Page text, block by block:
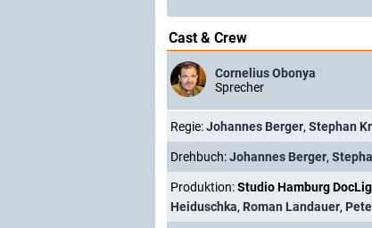
Cast & Crew
Cornelius Obonya
Sprecher
Regie:Johannes Berger, Stephan
Drehbuch:Johannes Berger,
Produktion:Studio Hamburg
Heiduschka, Roman Landauer,